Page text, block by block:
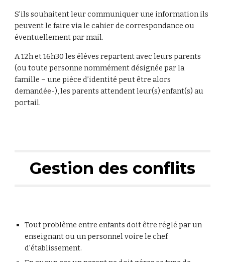
S’ils souhaitent leur communiquer une information ils
peuvent le faire via le cahier de correspondance ou
éventuellement par mail.
A 12h et 16h30 les élèves repartent avec leurs parents
(ou toute personne nommément désignée par la
famille – une pièce d’identité peut être alors
demandée-), les parents attendent leur(s) enfant(s) au
portail.
Gestion des conflits
Tout problème entre enfants doit être réglé par un
enseignant ou un personnel voire le chef
d'établissement.